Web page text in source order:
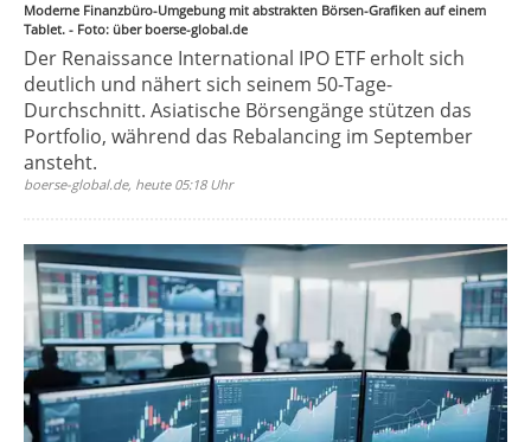
Moderne Finanzbüro-Umgebung mit abstrakten Börsen-Grafiken auf einem
Tablet. - Foto: über boerse-global.de
Der Renaissance International IPO ETF erholt sich
deutlich und nähert sich seinem 50-Tage-
Durchschnitt. Asiatische Börsengänge stützen das
Portfolio, während das Rebalancing im September
ansteht.
boerse-global.de, heute 05:18 Uhr